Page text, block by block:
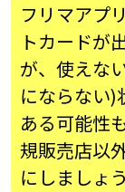
フリマアプ
トカードが
が、使えな
にならない)
ある可能性
規販売店以
にしましょう